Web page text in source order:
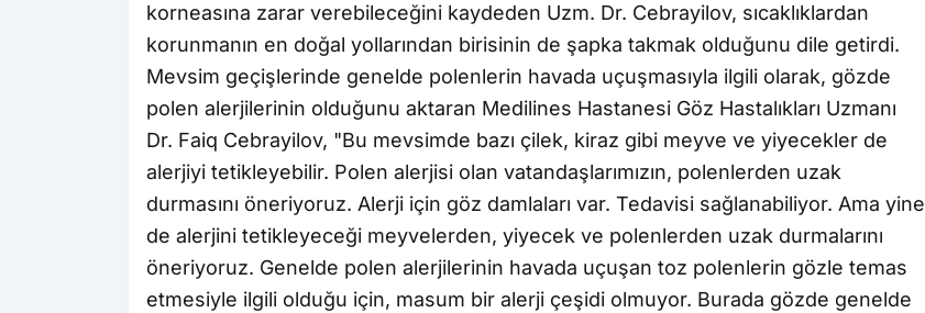
korneasına zarar verebileceğini kaydeden Uzm. Dr. Cebrayilov, sıcaklıklardan
korunmanın en doğal yollarından birisinin de şapka takmak olduğunu dile getirdi.
Mevsim geçişlerinde genelde polenlerin havada uçuşmasıyla ilgili olarak, gözde
polen alerjilerinin olduğunu aktaran Medilines Hastanesi Göz Hastalıkları Uzmanı
Dr. Faiq Cebrayilov, "Bu mevsimde bazı çilek, kiraz gibi meyve ve yiyecekler de
alerjiyi tetikleyebilir. Polen alerjisi olan vatandaşlarımızın, polenlerden uzak
durmasını öneriyoruz. Alerji için göz damlaları var. Tedavisi sağlanabiliyor. Ama yine
de alerjini tetikleyeceği meyvelerden, yiyecek ve polenlerden uzak durmalarını
öneriyoruz. Genelde polen alerjilerinin havada uçuşan toz polenlerin gözle temas
etmesiyle ilgili olduğu için, masum bir alerji çeşidi olmuyor. Burada gözde genelde